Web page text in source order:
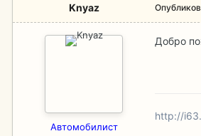
Knyaz
Aвтомобилист
Добро
http://